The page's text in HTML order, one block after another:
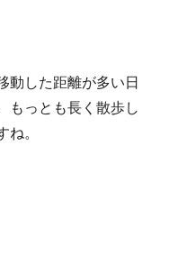
動した距離が多い日
もっとも長く散歩し
。